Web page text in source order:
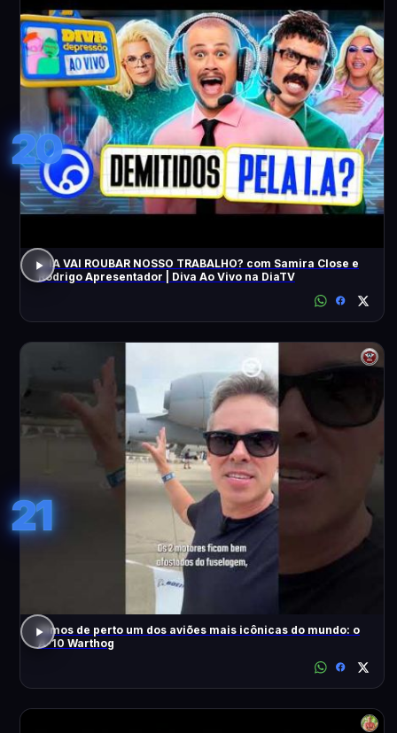
20
A IA VAI ROUBAR NOSSO TRABALHO? com Samira Close e
Rodrigo Apresentador | Diva Ao Vivo na DiaTV
21
Vimos de perto um dos aviões mais icônicas do mundo: o
A-10 Warthog